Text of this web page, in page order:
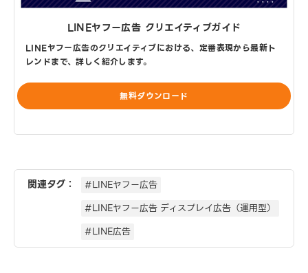
LINEヤフー広告 クリエイティブガイド
LINEヤフー広告のクリエイティブにおける、定番表現から最新ト
レンドまで、詳しく紹介します。
無料ダウンロード
関連タグ：
#LINEヤフー広告
#LINEヤフー広告 ディスプレイ広告（運用型）
#LINE広告